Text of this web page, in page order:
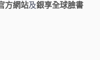
方網站及銀享全球臉書